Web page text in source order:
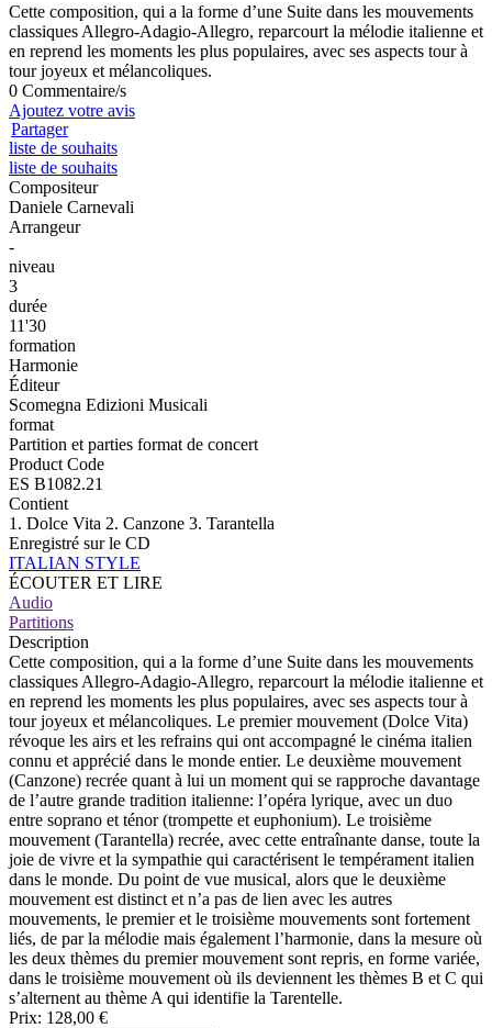
Cette composition, qui a la forme d’une Suite dans les mouvements
classiques Allegro-Adagio-Allegro, reparcourt la mélodie italienne et
en reprend les moments les plus populaires, avec ses aspects tour à
tour joyeux et mélancoliques.
0 Commentaire/s
Ajoutez votre avis
Partager
liste de souhaits
liste de souhaits
Compositeur
Daniele Carnevali
Arrangeur
-
niveau
3
durée
11'30
formation
Harmonie
Éditeur
Scomegna Edizioni Musicali
format
Partition et parties format de concert
Product Code
ES B1082.21
Contient
1. Dolce Vita 2. Canzone 3. Tarantella
Enregistré sur le CD
ITALIAN STYLE
ÉCOUTER ET LIRE
Audio
Partitions
Description
Cette composition, qui a la forme d’une Suite dans les mouvements
classiques Allegro-Adagio-Allegro, reparcourt la mélodie italienne et
en reprend les moments les plus populaires, avec ses aspects tour à
tour joyeux et mélancoliques. Le premier mouvement (Dolce Vita)
révoque les airs et les refrains qui ont accompagné le cinéma italien
connu et apprécié dans le monde entier. Le deuxième mouvement
(Canzone) recrée quant à lui un moment qui se rapproche davantage
de l’autre grande tradition italienne: l’opéra lyrique, avec un duo
entre soprano et ténor (trompette et euphonium). Le troisième
mouvement (Tarantella) recrée, avec cette entraînante danse, toute la
joie de vivre et la sympathie qui caractérisent le tempérament italien
dans le monde. Du point de vue musical, alors que le deuxième
mouvement est distinct et n’a pas de lien avec les autres
mouvements, le premier et le troisième mouvements sont fortement
liés, de par la mélodie mais également l’harmonie, dans la mesure où
les deux thèmes du premier mouvement sont repris, en forme variée,
dans le troisième mouvement où ils deviennent les thèmes B et C qui
s’alternent au thème A qui identifie la Tarentelle.
Prix: 128,00 €